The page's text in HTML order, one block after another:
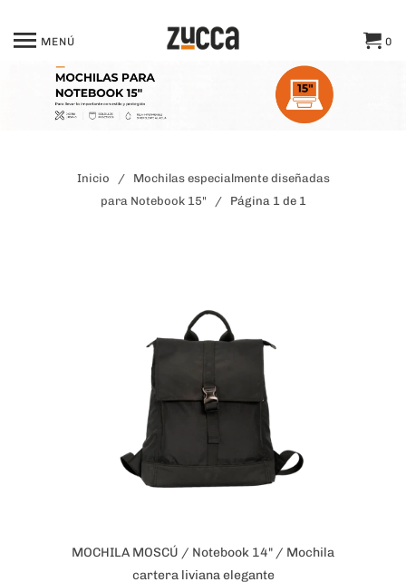
MENÚ 0
Inicio / Mochilas especialmente diseñadas
para Notebook 15" / Página 1 de 1
MOCHILA MOSCÚ / Notebook 14" / Mochila
cartera liviana elegante